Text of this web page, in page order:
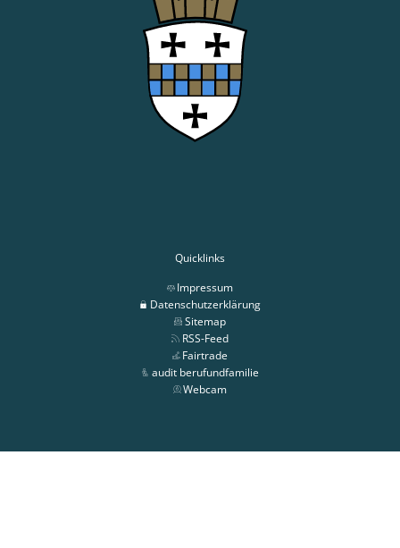
Quicklinks
Impressum
Datenschutzerklärung
Sitemap
RSS-Feed
Fairtrade
audit berufundfamilie
Webcam